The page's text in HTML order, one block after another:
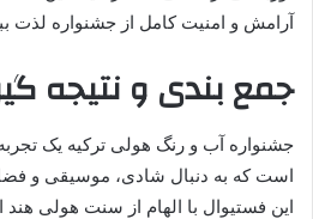
آرامش و امنیت کامل از جشنواره لذت
جمع بندی و نتیجه
جشنواره آب و رنگ هولی ترکیه یک
است که به دنبال شادی، موسیقی و
این فستیوال با الهام از سنت هولی هند